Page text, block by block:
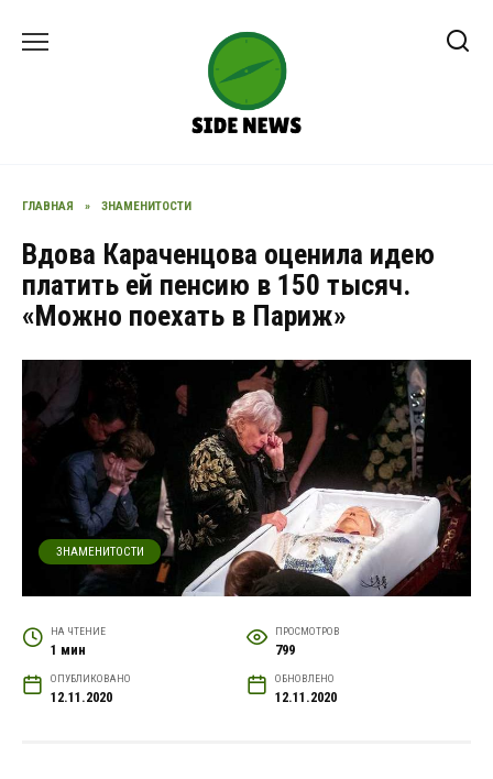
ГЛАВНАЯ » ЗНАМЕНИТОСТИ
Вдова Караченцова оценила идею
платить ей пенсию в 150 тысяч.
«Можно поехать в Париж»
ЗНАМЕНИТОСТИ
НА ЧТЕНИЕ
1 мин
ПРОСМОТРОВ
799
ОПУБЛИКОВАНО
12.11.2020
ОБНОВЛЕНО
12.11.2020